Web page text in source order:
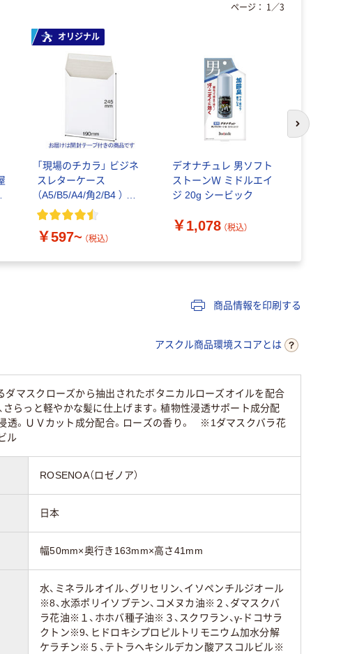
オリジナル
「現場のチカラ」 ビジネ
スレターケース
（A5/B5/A4/角2/B4 ） 開
封テープあり/なし
￥597~ （税込）
デオナチュレ 男ソフト
ストーンＷ ミドルエイ
ジ 20g シービック
￥1,078 （税込）
ページ： 1 ／3
次のスライド
商品情報を印刷する
アスクル商品環境スコアとは
ダマスクローズから抽出されたボタニカルローズオイルを配合
らっと軽やかな髪に仕上げます。植物性浸透サポート成分配
浸透。ＵＶカット成分配合。ローズの香り。 ※1ダマスクバラ花
ル
ROSENOA（ロゼノア）
日本
幅50mm×奥行き163mm×高さ41mm
水、ミネラルオイル、グリセリン、イソペンチルジオール
※8、水添ポリイソブテン、コメヌカ油※２、ダマスクバ
ラ花油※１、ホホバ種子油※３、スクワラン、γ-ドコサラ
クトン※9、ヒドロキシプロピルトリモニウム加水分解
ケラチン※５、テトラヘキシルデカン酸アスコルビル※